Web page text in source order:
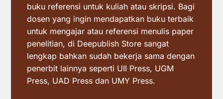
buku referensi untuk kuliah atau skripsi. Bagi
dosen yang ingin mendapatkan buku terbaik
untuk mengajar atau referensi menulis paper
penelitian, di Deepublish Store sangat
lengkap bahkan sudah bekerja sama dengan
penerbit lainnya seperti UII Press, UGM
Press, UAD Press dan UMY Press.